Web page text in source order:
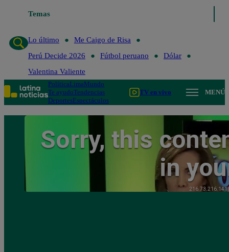
Temas
Lo último
Me Caigo de Risa
Perú Decide 2026
Fútbol peruano
Dólar
Valentina Valiente
PolíticaLimaMundo
Te ayudoTendencias
DeportesEspectáculos
TV en vivo MENÚ